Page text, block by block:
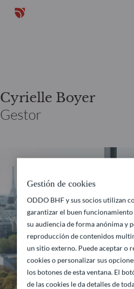
Cyrielle Boyer
Gestor
Gestión de cookies
ODDO BHF y sus socios utilizan
garantizar el buen
su audiencia de forma anónima y
reproducción de contenidos
un sitio externo. Puede aceptar o
cookies o personalizar sus
los botones de esta ventana. El
de las cookies le da detalles de